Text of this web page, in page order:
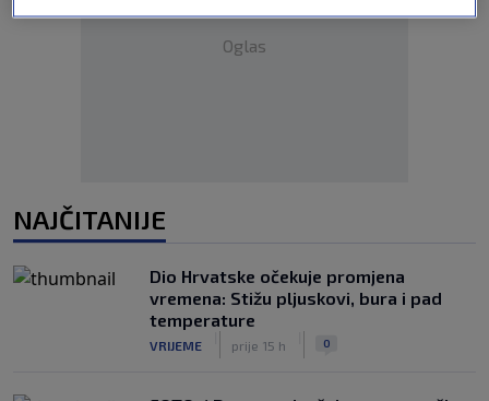
Oglas
NAJČITANIJE
Dio Hrvatske očekuje promjena
vremena: Stižu pljuskovi, bura i pad
temperature
VRIJEME prije 15 h 0